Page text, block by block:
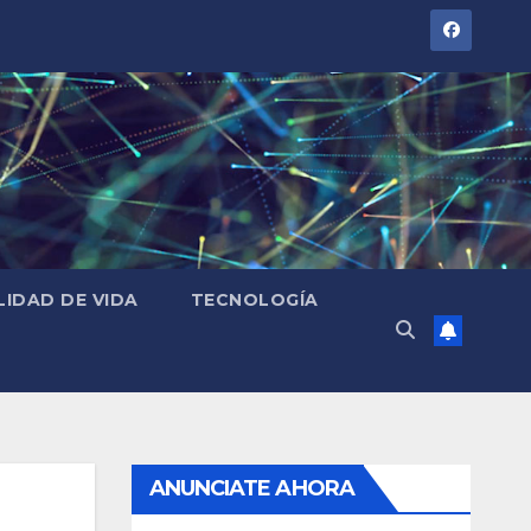
DE VIDA TECNOLOGÍA
ANUNCIATE AHORA